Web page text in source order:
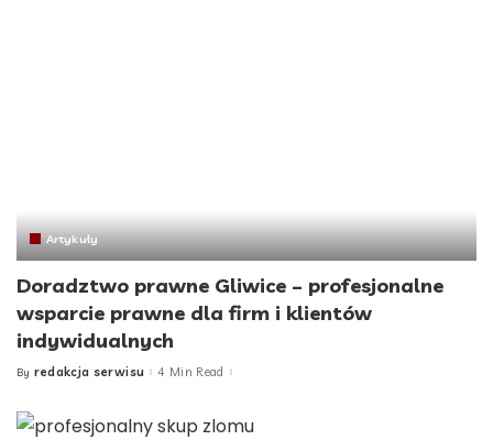
Artykuły
Doradztwo prawne Gliwice – profesjonalne
wsparcie prawne dla firm i klientów
indywidualnych
Posted
By redakcja serwisu 4 Min Read